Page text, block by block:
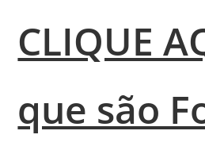
CLIQUE
que são